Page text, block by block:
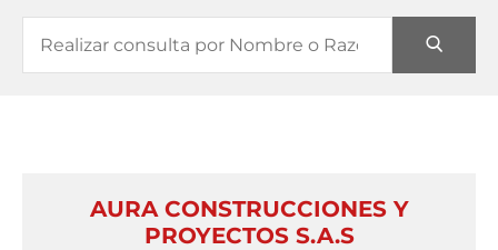
AURA CONSTRUCCIONES Y
PROYECTOS S.A.S